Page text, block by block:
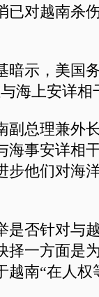
已对越南杀
示，美国
海上安详相
总理兼外
海事安详相
步他们对海
否针对与
择一方面是
南“在人权